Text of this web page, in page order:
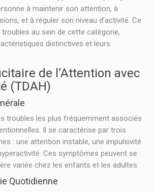
à maintenir son attention, à
et à réguler son niveau d’activité. Ce
au sein de cette catégorie,
distinctives et leurs
de l’Attention avec
(TDAH)
troubles les plus fréquemment associés
Il se caractérise par trois
: une attention instable, une impulsivité
Ces symptômes peuvent se
variée chez les enfants et les adultes.
Quotidienne